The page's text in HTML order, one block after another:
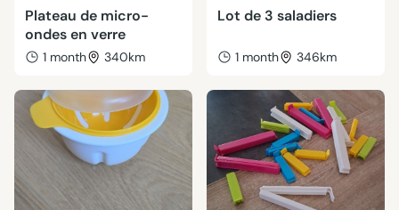
Plateau de micro-
ondes en verre
1 month 340km
Lot de 3 saladiers
1 month 346km